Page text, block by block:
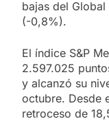
bajas del
(-0,8%).
El índice S&P
2.597.025
y alcanzó su
octubre. Desde
retroceso de